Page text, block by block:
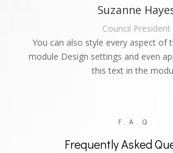
Suzanne
Council President
You can also style every aspect of
module Design settings and even
this text in the
F.A.Q.
Frequently Asked